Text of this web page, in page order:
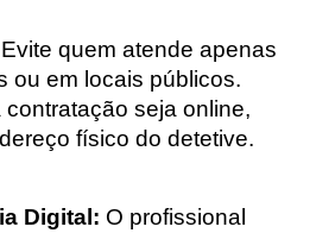
Evite quem atende apenas
ou em locais públicos.
seja online,
físico do detetive.
Digital: O profissional